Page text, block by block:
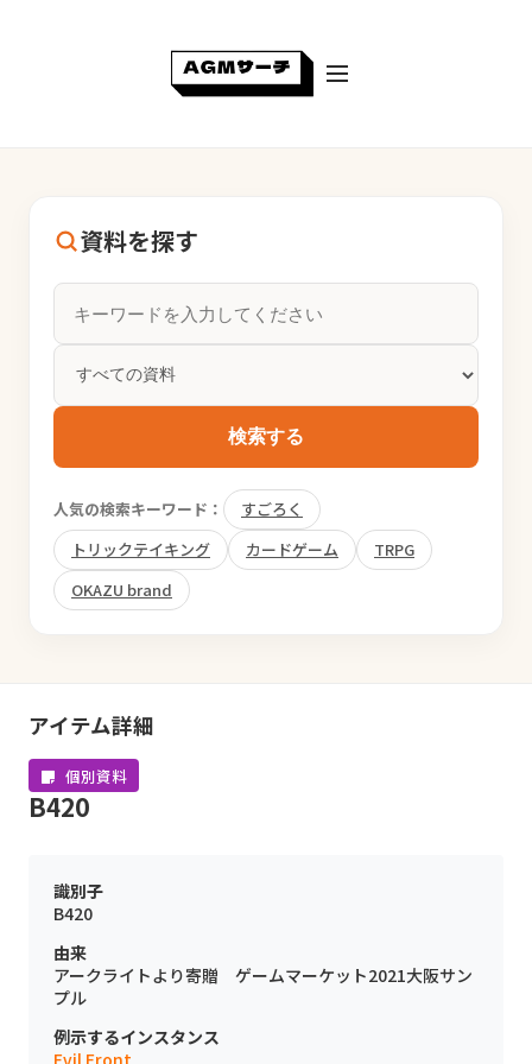
資料を探す
検索する
人気の検索キーワード：
すごろく
トリックテイキング
カードゲーム
TRPG
OKAZU brand
アイテム詳細
個別資料
B420
識別子
B420
由来
アークライトより寄贈 ゲームマーケット2021大阪サン
プル
例示するインスタンス
Evil Front